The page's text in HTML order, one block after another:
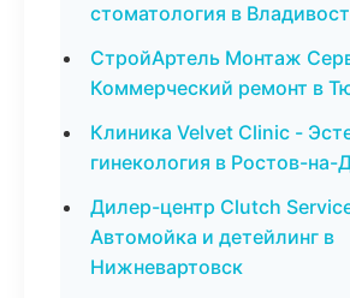
стоматология в
СтройАртель Монтаж
Коммерческий ремонт в
Клиника Velvet Clinic -
гинекология в Ростов-на-
Дилер-центр Clutch
Автомойка и детейлинг в
Нижневартовск